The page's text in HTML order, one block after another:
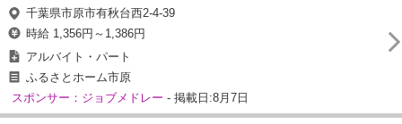
千葉県市原市有秋台西2-4-39
時給 1,356円～1,386円
アルバイト・パート
ふるさとホーム市原
スポンサー：ジョブメドレー - 掲載日:8月7日